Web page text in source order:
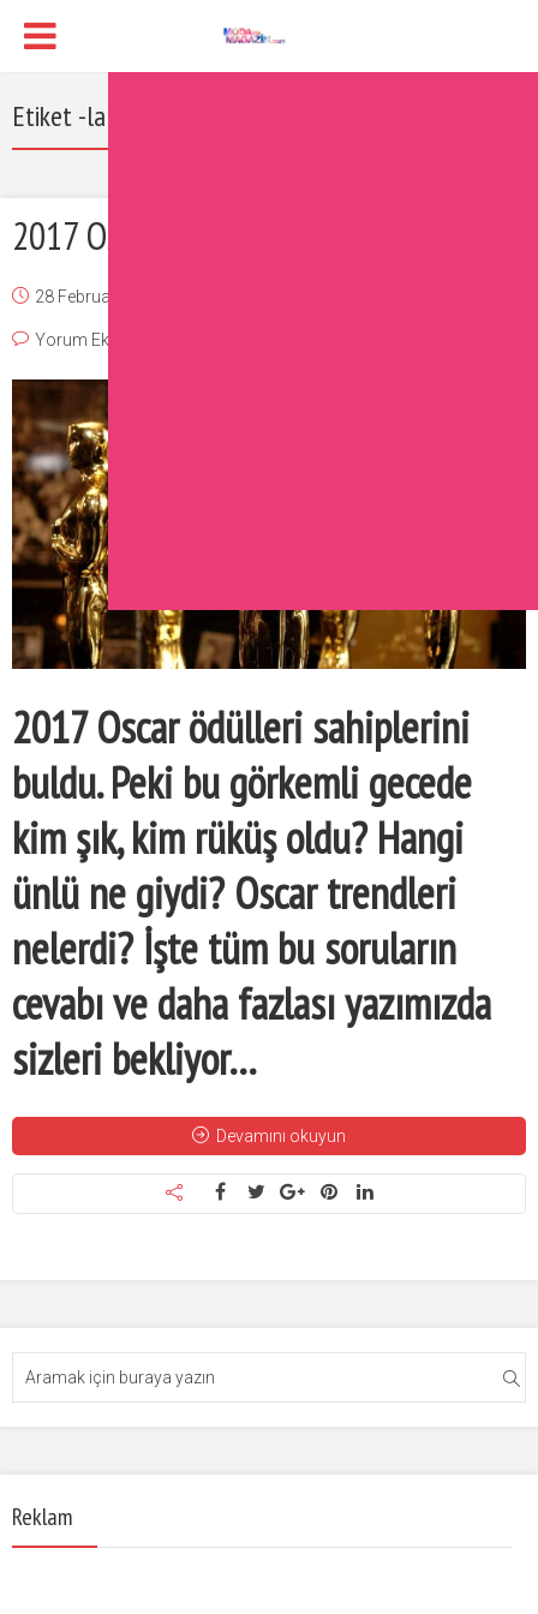
Etiket -la la land filmi
2017 Oscar Ödülleri Sahiplerini Buldu
28 February 2017
Yorum Ekle
2017 Oscar ödülleri sahiplerini
buldu. Peki bu görkemli gecede
kim şık, kim rüküş oldu? Hangi
ünlü ne giydi? Oscar trendleri
nelerdi? İşte tüm bu soruların
cevabı ve daha fazlası yazımızda
sizleri bekliyor…
Devamını okuyun
Reklam